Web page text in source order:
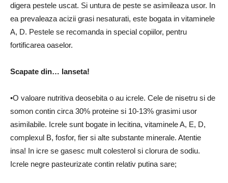
digera pestele uscat. Si untura de peste se asimileaza usor. In
ea prevaleaza acizii grasi nesaturati, este bogata in vitaminele
A, D. Pestele se recomanda in special copiilor, pentru
fortificarea oaselor.
Scapate din… lanseta!
•O valoare nutritiva deosebita o au icrele. Cele de nisetru si de
somon contin circa 30% proteine si 10-13% grasimi usor
asimilabile. Icrele sunt bogate in lecitina, vitaminele A, E, D,
complexul B, fosfor, fier si alte substante minerale. Atentie
insa! In icre se gasesc mult colesterol si clorura de sodiu.
Icrele negre pasteurizate contin relativ putina sare;